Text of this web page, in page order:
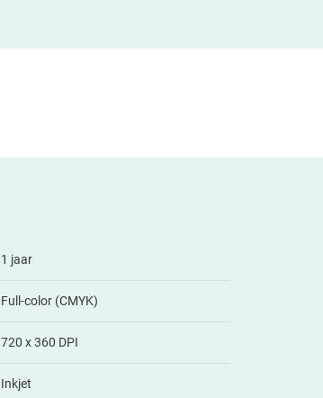
1 jaar
Full-color (CMYK)
720 x 360 DPI
Inkjet